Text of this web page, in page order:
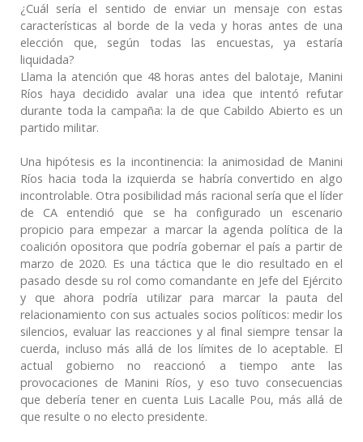
¿Cuál sería el sentido de enviar un mensaje con estas
características al borde de la veda y horas antes de una
elección que, según todas las encuestas, ya estaría
liquidada?
Llama la atención que 48 horas antes del balotaje, Manini
Ríos haya decidido avalar una idea que intentó refutar
durante toda la campaña: la de que Cabildo Abierto es un
partido militar.
Una hipótesis es la incontinencia: la animosidad de Manini
Ríos hacia toda la izquierda se habría convertido en algo
incontrolable. Otra posibilidad más racional sería que el líder
de CA entendió que se ha configurado un escenario
propicio para empezar a marcar la agenda política de la
coalición opositora que podría gobernar el país a partir de
marzo de 2020. Es una táctica que le dio resultado en el
pasado desde su rol como comandante en Jefe del Ejército
y que ahora podría utilizar para marcar la pauta del
relacionamiento con sus actuales socios políticos: medir los
silencios, evaluar las reacciones y al final siempre tensar la
cuerda, incluso más allá de los límites de lo aceptable. El
actual gobierno no reaccionó a tiempo ante las
provocaciones de Manini Ríos, y eso tuvo consecuencias
que debería tener en cuenta Luis Lacalle Pou, más allá de
que resulte o no electo presidente.